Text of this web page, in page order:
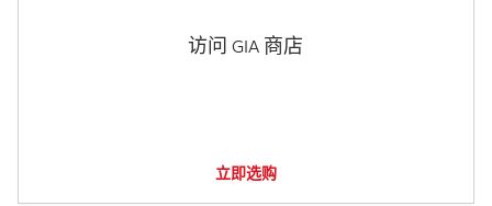
访问 GIA 商店
立即选购